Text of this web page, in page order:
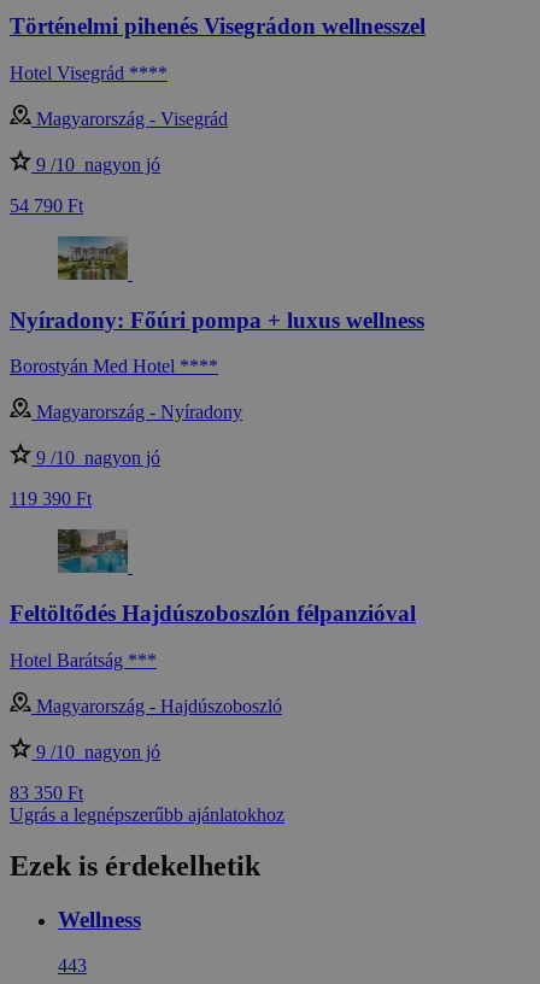
Történelmi pihenés Visegrádon wellnesszel
Hotel Visegrád ****
Magyarország - Visegrád
9 /10 nagyon jó
54 790 Ft
Nyíradony: Főúri pompa + luxus wellness
Borostyán Med Hotel ****
Magyarország - Nyíradony
9 /10 nagyon jó
119 390 Ft
Feltöltődés Hajdúszoboszlón félpanzióval
Hotel Barátság ***
Magyarország - Hajdúszoboszló
9 /10 nagyon jó
83 350 Ft
Ugrás a legnépszerűbb ajánlatokhoz
Ezek is érdekelhetik
Wellness
443